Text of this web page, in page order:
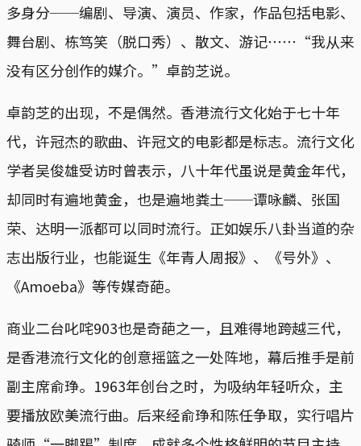
多身分──编剧、导演、演员、作家，作品包括电影、
舞台剧、栋笃笑（脱口秀）、散文、游记⋯⋯“我从来
没有区分创作的媒介。”卓韵芝说。
卓韵芝的出现，不是偶然。香港流行文化始于七十年
代，许冠杰的歌曲、许冠文的电影都是标志。流行文化
学者吴俊雄受访时曾表示，八十年代虽说是黄金年代，
却同时有遍地黄金，也是遍地粪土──谭咏麟、张国
荣、达明一派都可以同时流行。正如娱乐八卦当道的杂
志出版行业，也能诞生《年青人周报》、《号外》、
《Amoeba》等传媒奇葩。
商业二台叱咤903也是奇葩之一，且难得地跨越三代，
是香港流行文化的创意摇篮之一处阵地，幕后推手是前
副主席俞琤。1963年创台之时，为吸纳年轻听众，主
要播放欧美流行曲。后来经俞琤和陈任争取，实行唱片